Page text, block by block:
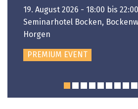
19. August 2026 - 18:00 bis 22:00
Seminarhotel Bocken,
Horgen
PREMIUM EVENT